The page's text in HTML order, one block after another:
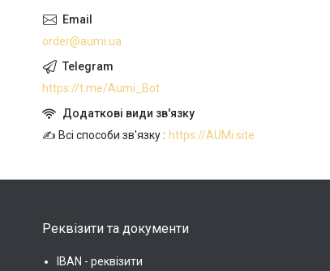
order@aumi.ua
https://t.me/Aumi_Bot
✍️ Всі способи зв'язку https://AUMi.site
Реквізити та документи
IBAN - реквізити